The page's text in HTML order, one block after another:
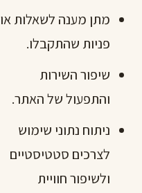
מתן מענה לשאלות או
פניות שהתקבלו.
שיפור השירות
והתפעול של האתר.
ניתוח נתוני שימוש
לצרכים סטטיסטיים
ולשיפור חוויית